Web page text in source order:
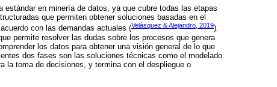
estándar en minería de datos, ya que cubre todas las etapas
que permiten obtener soluciones basadas en el
con las demandas actuales (Velásquez & Alejandro, 2019).
permite resolver las dudas sobre los procesos que genera
los datos para obtener una visión general de lo que
dos fases son las soluciones técnicas como el modelado
la toma de decisiones, y termina con el despliegue o